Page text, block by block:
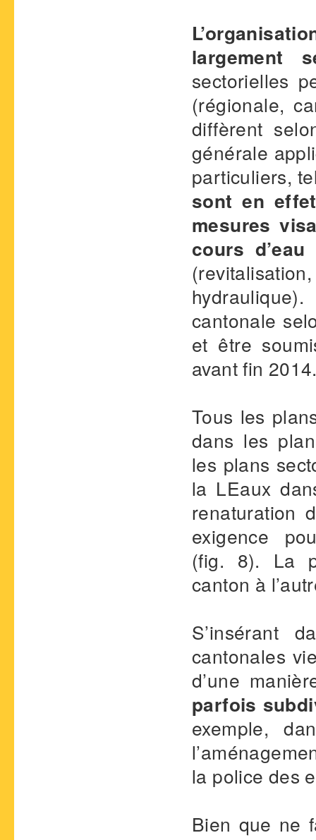
largement
sectorielles
(régionale,
diffèrent
générale
particuliers,
sont en
mesures
cours
cantonale
et être
avant fin
Tous les
dans les
les plans
la LEaux
renaturation
exigence
(fig. 8). La
canton à
S’insérant
cantonales
d’une
parfois
exemple,
la police des
Bien que ne